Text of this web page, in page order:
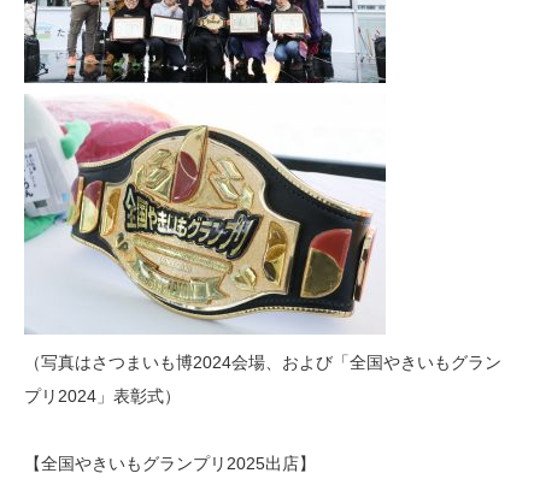
（写真はさつまいも博2024会場、および「全国やきいもグラン
プリ2024」表彰式）
【全国やきいもグランプリ2025出店】